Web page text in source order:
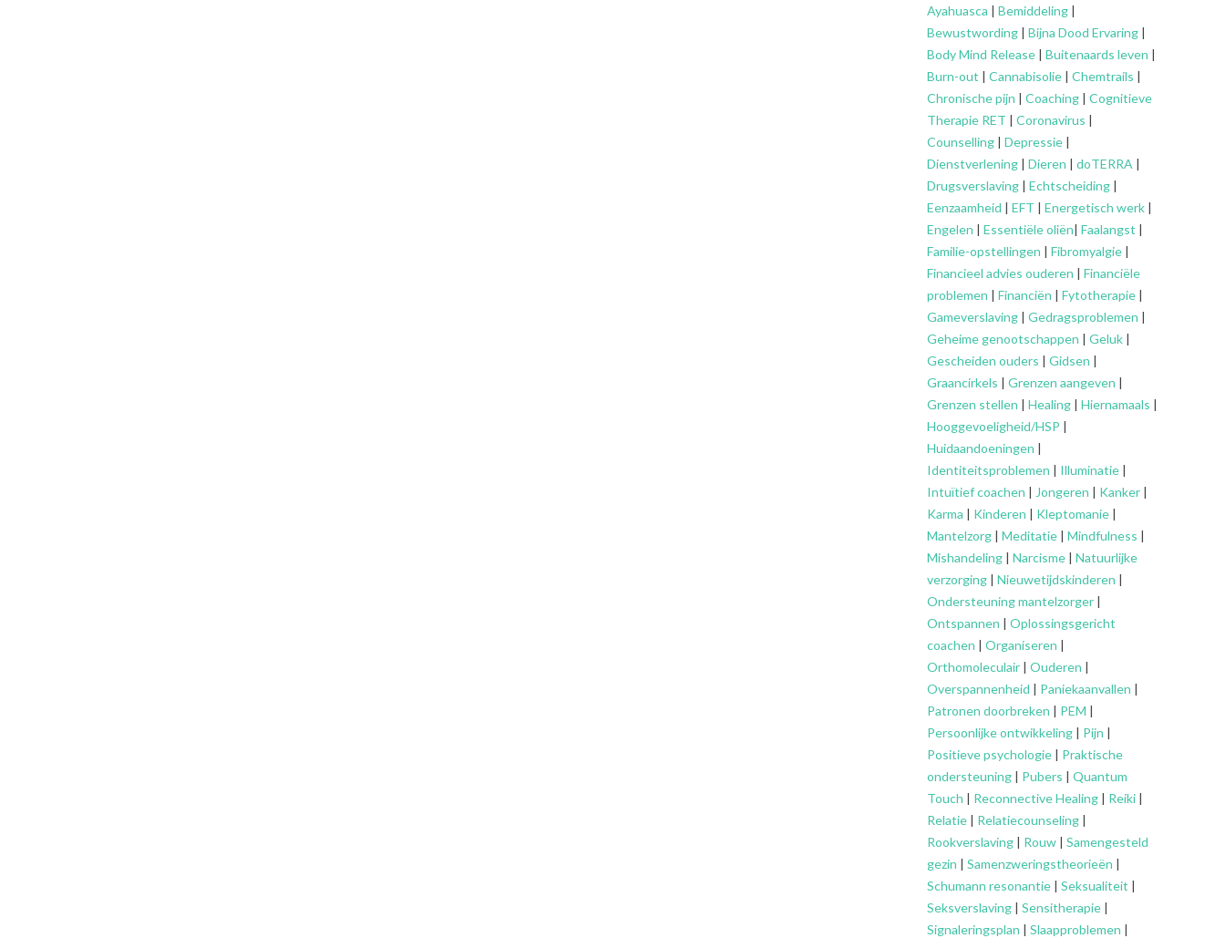
Ayahuasca | Bemiddeling |
Bewustwording | Bijna Dood Ervaring |
Body Mind Release | Buitenaards leven |
Burn-out | Cannabisolie | Chemtrails |
Chronische pijn | Coaching | Cognitieve
Therapie RET | Coronavirus |
Counselling | Depressie |
Dienstverlening | Dieren | doTERRA |
Drugsverslaving | Echtscheiding |
Eenzaamheid | EFT | Energetisch werk |
Engelen | Essentiële oliën| Faalangst |
Familie-opstellingen | Fibromyalgie |
Financieel advies ouderen | Financiële
problemen | Financiën | Fytotherapie |
Gameverslaving | Gedragsproblemen |
Geheime genootschappen | Geluk |
Gescheiden ouders | Gidsen |
Graancirkels | Grenzen aangeven |
Grenzen stellen | Healing | Hiernamaals |
Hooggevoeligheid/HSP |
Huidaandoeningen |
Identiteitsproblemen | Illuminatie |
Intuïtief coachen | Jongeren | Kanker |
Karma | Kinderen | Kleptomanie |
Mantelzorg | Meditatie | Mindfulness |
Mishandeling | Narcisme | Natuurlijke
verzorging | Nieuwetijdskinderen |
Ondersteuningmantelzorger |
Ontspannen | Oplossingsgericht
coachen | Organiseren |
Orthomoleculair | Ouderen |
Overspannenheid | Paniekaanvallen |
Patronen doorbreken | PEM |
Persoonlijke ontwikkeling | Pijn |
Positieve psychologie | Praktische
ondersteuning | Pubers | Quantum
Touch | Reconnective Healing | Reiki |
Relatie | Relatiecounseling |
Rookverslaving | Rouw | Samengesteld
gezin | Samenzweringstheorieën |
Schumann resonantie | Seksualiteit |
Seksverslaving | Sensitherapie |
Signaleringsplan | Slaapproblemen |